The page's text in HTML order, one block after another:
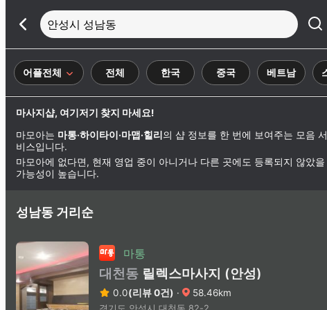
안성시 성남동
어플전체 전체 한국 중국 베트남
마사지샵, 여기저기 찾지 마세요!
마모아는 마통·하이타이·마맵·힐리 의 샵 정보를 한 번에 보여주는 모음 서
비스입니다.
마모아에 없다면, 현재 영업 중이 아니거나 다른 곳에도 등록되지 않았을
가능성이 높습니다.
성남동 거리순
마통
대천동 릴렉스마사지 (안성)
0.0(리뷰 0건) · 58.46km